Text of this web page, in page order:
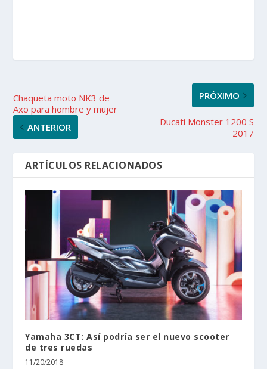
Chaqueta moto NK3 de
Axo para hombre y mujer
ANTERIOR
PRÓXIMO
Ducati Monster 1200 S
2017
ARTÍCULOS RELACIONADOS
Yamaha 3CT: Así podría ser el nuevo scooter
de tres ruedas
11/20/2018